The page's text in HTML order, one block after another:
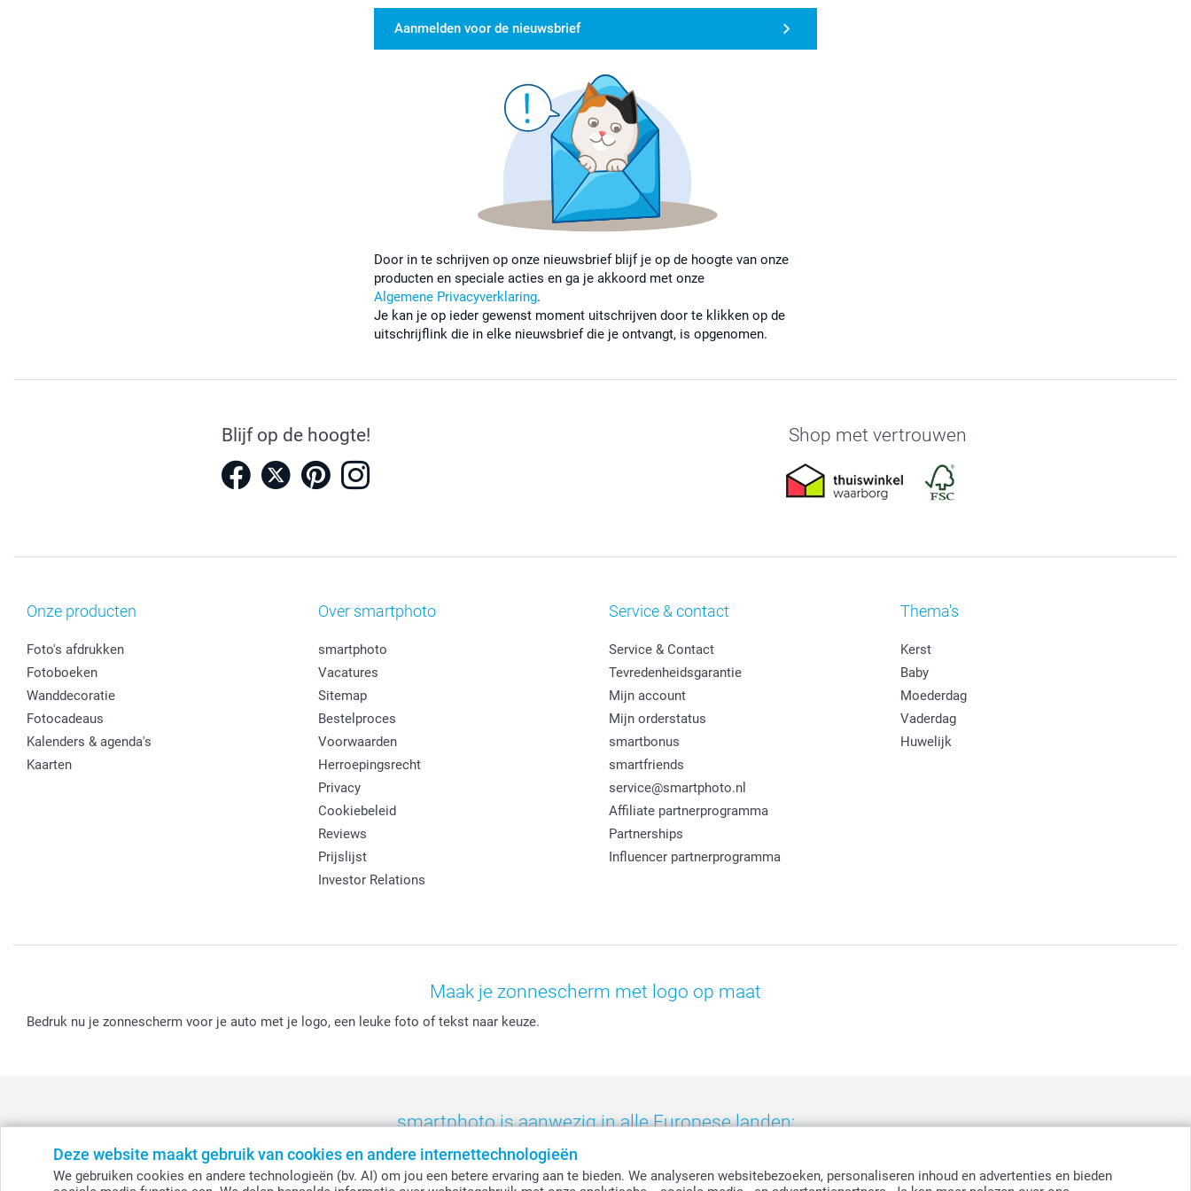
Deze website maakt gebruik van cookies en andere internettechnologieën
We gebruiken cookies en andere technologieën (bv. AI) om jou een betere ervaring aan te bieden. We analyseren websitebezoeken, personaliseren inhoud en advertenties en bieden
Aanmelden voor de nieuwsbrief
Door in te schrijven op onze nieuwsbrief blijf je op de hoogte van onze
producten en speciale acties en ga je akkoord met onze
Algemene Privacyverklaring.
Je kan je op ieder gewenst moment uitschrijven door te klikken op de
uitschrijflink die in elke nieuwsbrief die je ontvangt, is opgenomen.
Blijf op de hoogte! Shop met vertrouwen
Onze producten
Foto's afdrukken
Fotoboeken
Wanddecoratie
Fotocadeaus
Kalenders & agenda's
Kaarten
Over smartphoto
smartphoto
Vacatures
Sitemap
Bestelproces
Voorwaarden
Herroepingsrecht
Privacy
Cookiebeleid
Reviews
Prijslijst
Investor Relations
Service & contact
Service & Contact
Tevredenheidsgarantie
Mijn account
Mijn orderstatus
smartbonus
smartfriends
service@smartphoto.nl
Affiliate partnerprogramma
Partnerships
Influencer partnerprogramma
Thema's
Kerst
Baby
Moederdag
Vaderdag
Huwelijk
Maak je zonnescherm met logo op maat
Bedruk nu je zonnescherm voor je auto met je logo, een leuke foto of tekst naar keuze.
smartphoto is aanwezig in alle Europese landen:
België - Belgique - Danmark - Deutschland - France - Ireland - Nederland - Norge - Österreich